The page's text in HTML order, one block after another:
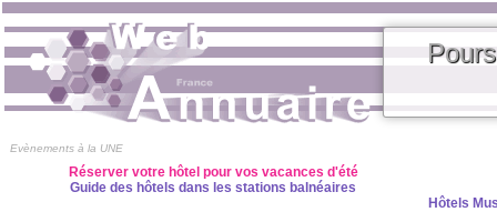
Evènements à la UNE
Réserver votre hôtel pour vos vacances d'été
Guide des hôtels dans les stations balnéaires
Hôtels